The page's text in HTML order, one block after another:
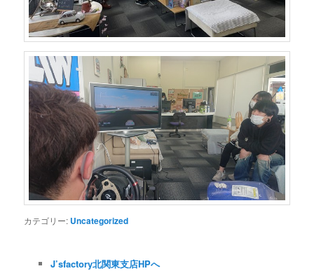
カテゴリー: Uncategorized
J’sfactory北関東支店HPへ